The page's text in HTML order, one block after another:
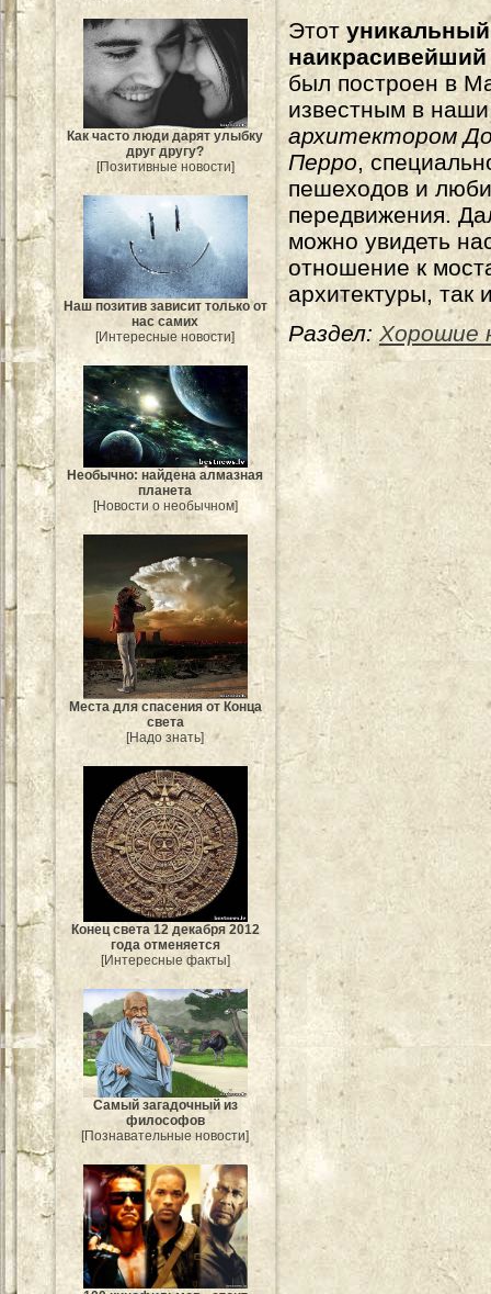
Как часто люди дарят улыбку
друг другу?
[Позитивные новости]
Наш позитив зависит только от
нас самих
[Интересные новости]
Необычно: найдена алмазная
планета
[Новости о необычном]
Места для спасения от Конца
света
[Надо знать]
Конец света 12 декабря 2012
года отменяется
[Интересные факты]
Самый загадочный из
философов
[Познавательные новости]
Этот
был построен в
известным в
архитектором
Перро,
пешеходов и
передвижения.
можно увидеть
отношение к
архитектуры, так
Раздел: Хорошие